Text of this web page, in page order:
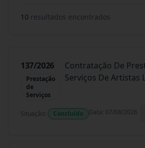
10 resultados encontrados
137/2026
Prestação
de
Serviços
Contratação De
Serviços De Artistas
Situação: Concluído Data: 07/08/2026